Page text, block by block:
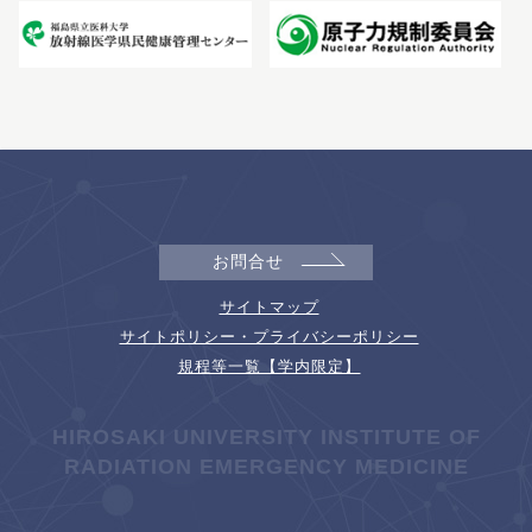
お問合せ
サイトマップ
サイトポリシー・プライバシーポリシー
規程等一覧【学内限定】
HIROSAKI UNIVERSITY INSTITUTE OF
RADIATION EMERGENCY MEDICINE